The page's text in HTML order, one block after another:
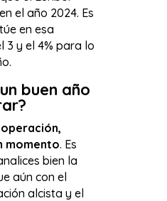
en el año 2024. Es
en esa
3 y el 4% para lo
buen año
operación,
momento. Es
bien la
aún con el
alcista y el